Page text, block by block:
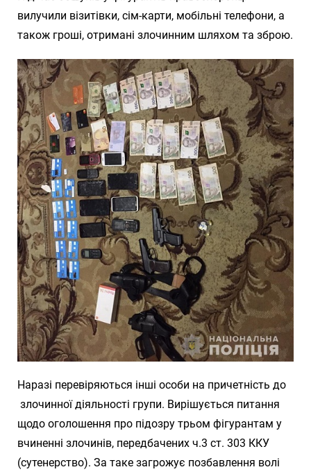
вилучили візитівки, сім-карти, мобільні телефони, а
також гроші, отримані злочинним шляхом та зброю.
Наразі перевіряються інші особи на причетність до
злочинної діяльності групи. Вирішується питання
щодо оголошення про підозру трьом фігурантам у
вчиненні злочинів, передбачених ч.3 ст. 303 ККУ
(сутенерство). За таке загрожує позбавлення волі